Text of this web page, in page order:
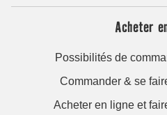
Acheter
Possibilités de
Commander & se
Acheter en ligne et